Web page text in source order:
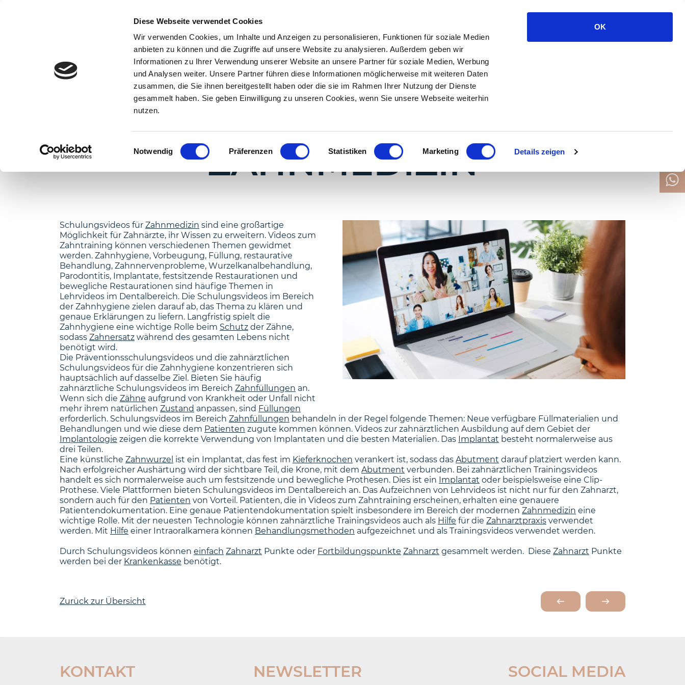
Diese Webseite verwendet Cookies
Wir verwenden Cookies, um Inhalte und Anzeigen zu personalisieren, Funktionen für soziale Medien
anbieten zu können und die Zugriffe auf unsere Website zu analysieren. Außerdem geben wir
Informationen zu Ihrer Verwendung unserer Website an unsere Partner für soziale Medien, Werbung
und Analysen weiter. Unsere Partner führen diese Informationen möglicherweise mit weiteren Daten
zusammen, die Sie ihnen bereitgestellt haben oder die sie im Rahmen Ihrer Nutzung der Dienste
gesammelt haben. Sie geben Einwilligung zu unseren Cookies, wenn Sie unsere Webseite weiterhin
nutzen.
Einwilligungsauswahl
Notwendig Präferenzen Statistiken Marketing Details zeigen
OK
KONTAKT
SCHULUNGSVIDEOS FÜR
ZAHNMEDIZIN
Schulungsvideos für Zahnmedizin sind eine großartige
Möglichkeit für Zahnärzte, ihr Wissen zu erweitern. Videos zum
Zahntraining können verschiedenen Themen gewidmet
werden. Zahnhygiene, Vorbeugung, Füllung, restaurative
Behandlung, Zahnnervenprobleme, Wurzelkanalbehandlung,
Parodontitis, Implantate, festsitzende Restaurationen und
bewegliche Restaurationen sind häufige Themen in
Lehrvideos im Dentalbereich. Die Schulungsvideos im Bereich
der Zahnhygiene zielen darauf ab, das Thema zu klären und
genaue Erklärungen zu liefern. Langfristig spielt die
Zahnhygiene eine wichtige Rolle beim Schutz der Zähne,
sodass Zahnersatz während des gesamten Lebens nicht
benötigt wird.
Die Präventionsschulungsvideos und die zahnärztlichen
Schulungsvideos für die Zahnhygiene konzentrieren sich
hauptsächlich auf dasselbe Ziel. Bieten Sie häufig
zahnärztliche Schulungsvideos im Bereich Zahnfüllungen an.
Wenn sich die Zähne aufgrund von Krankheit oder Unfall nicht
mehr ihrem natürlichen Zustand anpassen, sind Füllungen
erforderlich. Schulungsvideos im Bereich Zahnfüllungen behandeln in der Regel folgende Themen: Neue verfügbare Füllmaterialien und
Behandlungen und wie diese dem Patienten zugute kommen können. Videos zur zahnärztlichen Ausbildung auf dem Gebiet der
Implantologie zeigen die korrekte Verwendung von Implantaten und die besten Materialien. Das Implantat besteht normalerweise aus
drei Teilen.
Eine künstliche Zahnwurzel ist ein Implantat, das fest im Kieferknochen verankert ist, sodass das Abutment darauf platziert werden kann.
Nach erfolgreicher Aushärtung wird der sichtbare Teil, die Krone, mit dem Abutment verbunden. Bei zahnärztlichen Trainingsvideos
handelt es sich normalerweise auch um festsitzende und bewegliche Prothesen. Dies ist ein Implantat oder beispielsweise eine Clip-
Prothese. Viele Plattformen bieten Schulungsvideos im Dentalbereich an. Das Aufzeichnen von Lehrvideos ist nicht nur für den Zahnarzt,
sondern auch für den Patienten von Vorteil. Patienten, die in Videos zum Zahntraining erscheinen, erhalten eine genauere
Patientendokumentation. Eine genaue Patientendokumentation spielt insbesondere im Bereich der modernen Zahnmedizin eine
wichtige Rolle. Mit der neuesten Technologie können zahnärztliche Trainingsvideos auch als Hilfe für die Zahnarztpraxis verwendet
werden. Mit Hilfe einer Intraoralkamera können Behandlungsmethoden aufgezeichnet und als Trainingsvideos verwendet werden.
Durch Schulungsvideos können einfach Zahnarzt Punkte oder Fortbildungspunkte Zahnarzt gesammelt werden. Diese Zahnarzt Punkte
werden bei der Krankenkasse benötigt.
Zurück zur Übersicht
KONTAKT NEWSLETTER SOCIAL MEDIA